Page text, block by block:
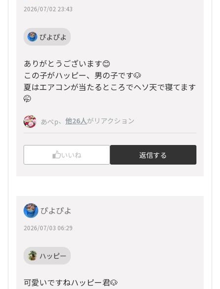
2026/07/02 23:43
ぴよぴよ
ありがとうございます😊
この子がハッピー、男の子です🐶
夏はエアコンが当たるところでヘソ天で寝てます
🤭
あべp、 他26人がリアクション
いいね 返信する
ぴよぴよ
2026/07/03 06:29
ハッピー
可愛いですねハッピー君🐶